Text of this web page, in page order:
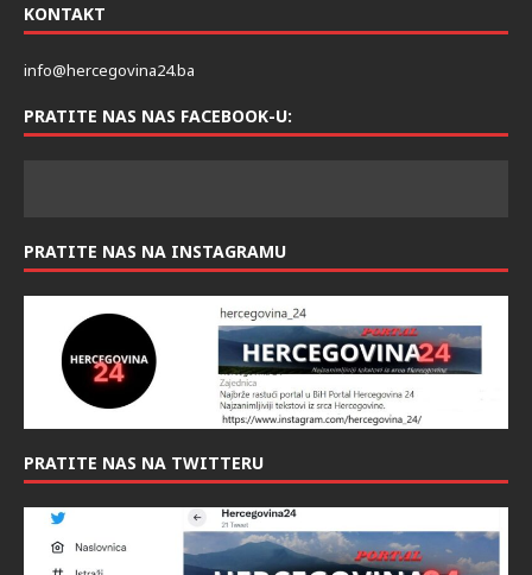
KONTAKT
info@hercegovina24.ba
PRATITE NAS NAS FACEBOOK-U:
PRATITE NAS NA INSTAGRAMU
PRATITE NAS NA TWITTERU